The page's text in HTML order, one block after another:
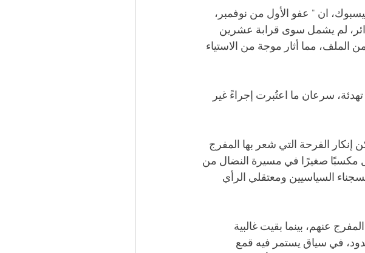
ان " عفو الأول من نوفمبر،
لم يشمل سوى قرابة عشرين
قريبة من الملف، مما أثار موجة من الاستياء
سرعان ما اعتُبرت إجراءً غير
الفرحة التي شعر بها المفرج
مكسبًا صغيرًا في مسيرة النضال من
السياسيين ومعتقلي الرأي
عنهم، بينما بقيت غالبية
في سياق يستمر فيه قمع